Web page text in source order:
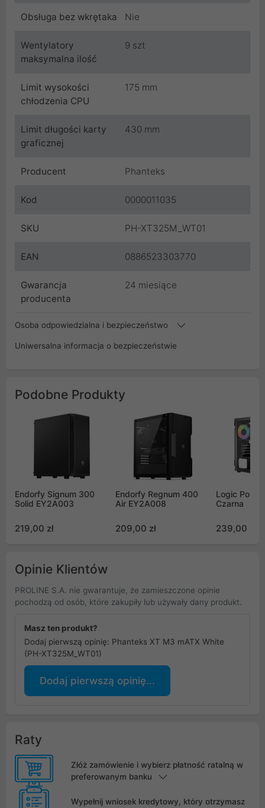
Obsługa bez wkrętaka Nie
Wentylatory
maksymalna ilość
9 szt
Limit wysokości
chłodzenia CPU
175 mm
Limit długości karty
graficznej
430 mm
Producent Phanteks
Kod 0000011035
SKU PH-XT325M_WT01
EAN 0886523303770
Gwarancja
producenta
24 miesiące
Osoba odpowiedzialna i bezpieczeństwo
Uniwersalna informacja o bezpieczeństwie
Podobne Produkty
Endorfy Signum 300
Solid EY2A003
219,00 zł
Endorfy Regnum 400
Air EY2A008
209,00 zł
Logic
Czarna
239,00 zł
Opinie Klientów
PROLINE S.A. nie gwarantuje, że zamieszczone opinie
pochodzą od osób, które zakupiły lub używały dany produkt.
Masz ten produkt?
Dodaj pierwszą opinię: Phanteks XT M3 mATX White
(PH-XT325M_WT01)
Dodaj pierwszą opinię...
Raty
Złóż zamówienie i wybierz płatność ratalną w
preferowanym banku
Wypełnij wniosek kredytowy, który otrzymasz